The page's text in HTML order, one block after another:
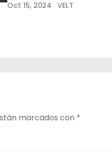
Oct 15, 2024 VELT
marcados con *